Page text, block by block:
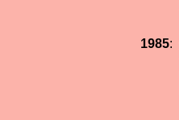
1985: